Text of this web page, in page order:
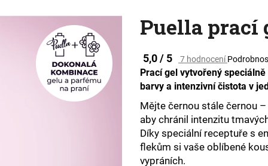
Puella prací
Průměrné
hodnocení
produktu
je
5,0
5
hvězdiček.
5,0 / 5 7 hodnocení
Prací gel vytvořený
barvy a intenzivní čistota v
Mějte černou stále černou
aby chránil intenzitu
Díky speciální receptuře s
flekům si vaše oblíbené
vypráních.
Doporučujeme